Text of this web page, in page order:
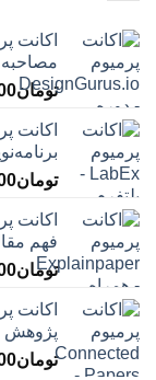
مصاحبه
تومان
تومان
فهم
تومان
پژوهش
تومان